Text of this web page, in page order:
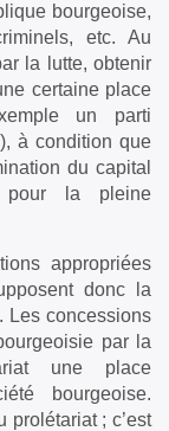
bourgeoise,
etc. Au
la lutte, obtenir
certaine place
un parti
à condition que
du capital
la pleine
appropriées
donc la
Les concessions
par la
une place
bourgeoise.
prolétariat ; c’est